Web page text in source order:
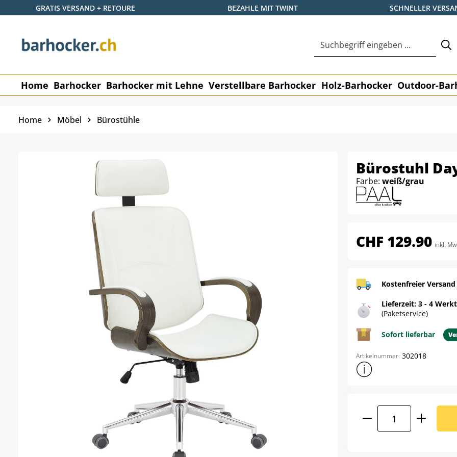
Hauptinhalt springen
Zur Suche springen
Zur Hauptnavigation springen
GRATIS VERSAND + RETOURE BEZAHLE MIT TWINT SCHNELLER
Home Barhocker Barhocker mit Lehne Verstellbare Barhocker Holz-Barhocker Outdoor-
Home Möbel Bürostühle
Bürostuhl
Farbe: weiß/grau
CHF 129.90 inkl.
Kostenfreier
Lieferzeit: 3 - 4
(Paketservice)
Sofort lieferbar
Artikelnummer: 302018
Weitere
Produkt Anzahl: